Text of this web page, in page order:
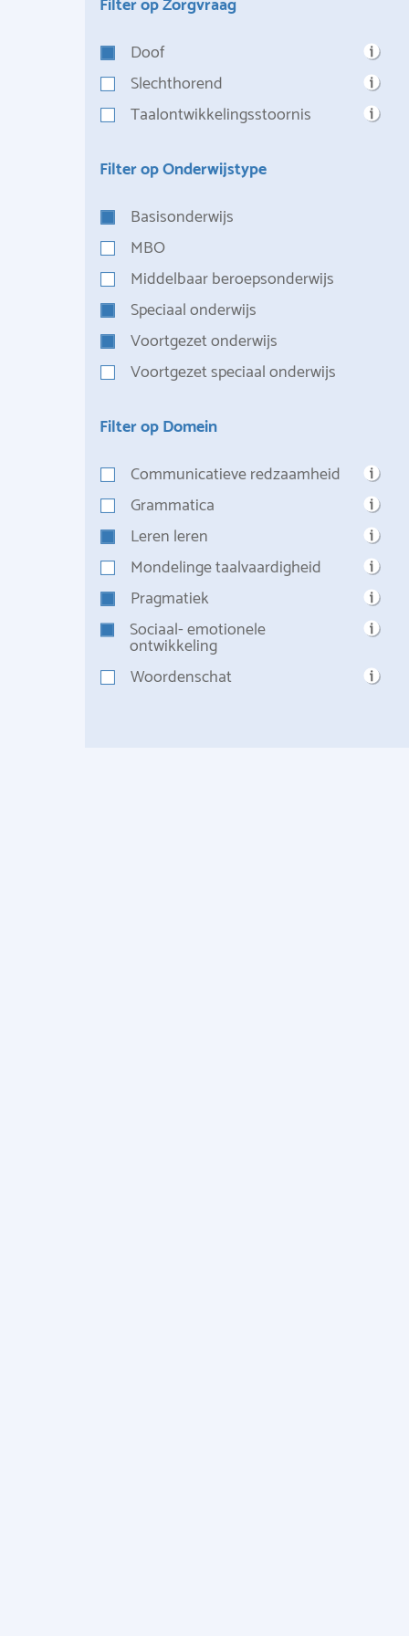
Filter op Zorgvraag
Doof
Slechthorend
Taalontwikkelingsstoornis
Filter op Onderwijstype
Basisonderwijs
MBO
Middelbaar beroepsonderwijs
Speciaal onderwijs
Voortgezet onderwijs
Voortgezet speciaal onderwijs
Filter op Domein
Communicatieve redzaamheid
Grammatica
Leren leren
Mondelinge taalvaardigheid
Pragmatiek
Sociaal- emotionele
ontwikkeling
Woordenschat